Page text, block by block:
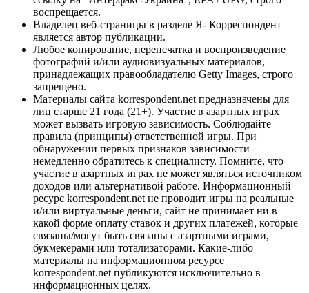
воспрещается.
Владелец веб-страницы в разделе Я- Корреспондент
является автор публикации.
Любое копирование, перепечатка и воспроизведение
фотографий и/или аудиовизуальных материалов,
принадлежащих правообладателю Getty Images, строго
запрещено.
Материалы сайта korrespondent.net предназначены для
лиц старше 21 года (21+). Участие в азартных играх
может вызвать игровую зависимость. Соблюдайте
правила (принципы) ответственной игры. При
обнаружении первых признаков зависимости
немедленно обратитесь к специалисту. Помните, что
участие в азартных играх не может являться источником
доходов или альтернативой работе. Информационный
ресурс korrespondent.net не проводит игры на реальные
и/или виртуальные деньги, сайт не принимает ни в
какой форме оплату ставок и других платежей, которые
связаны/могут быть связаны с азартными играми,
букмекерами или тотализаторами. Какие-либо
материалы на информационном ресурсе
korrespondent.net публикуются исключительно в
информационных целях.